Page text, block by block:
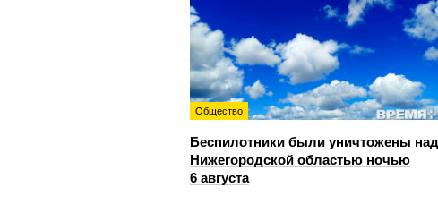
Общество
Беспилотники были уничтожены над
Нижегородской областью ночью
6 августа